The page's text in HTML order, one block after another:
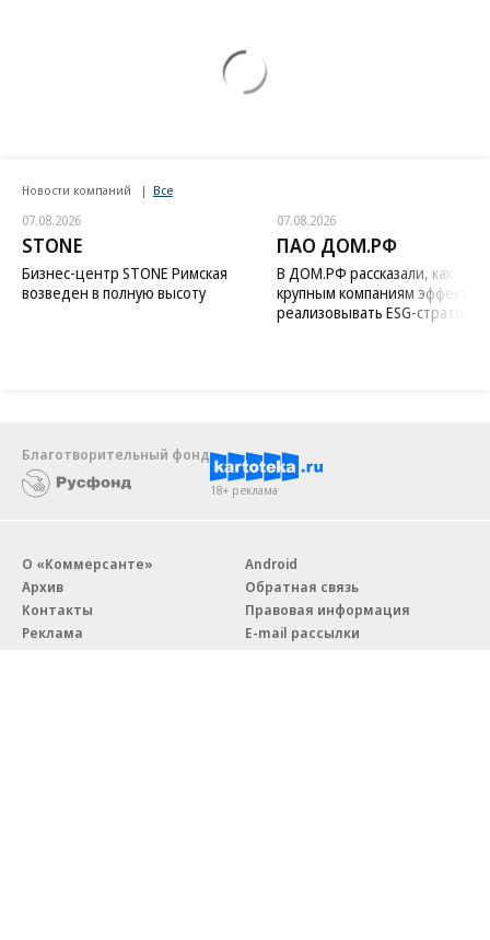
Новости компаний Все
07.08.2026
STONE
Бизнес-центр STONE Римская
возведен в полную высоту
07.08.2026
ПАО ДОМ.РФ
В ДОМ.РФ рассказали, как
крупным компаниям
реализовывать ESG-стратегию
Благотворительный фонд
18+ реклама
О «Коммерсанте»
Архив
Контакты
Реклама
Android
Обратная связь
Правовая информация
E-mail рассылки